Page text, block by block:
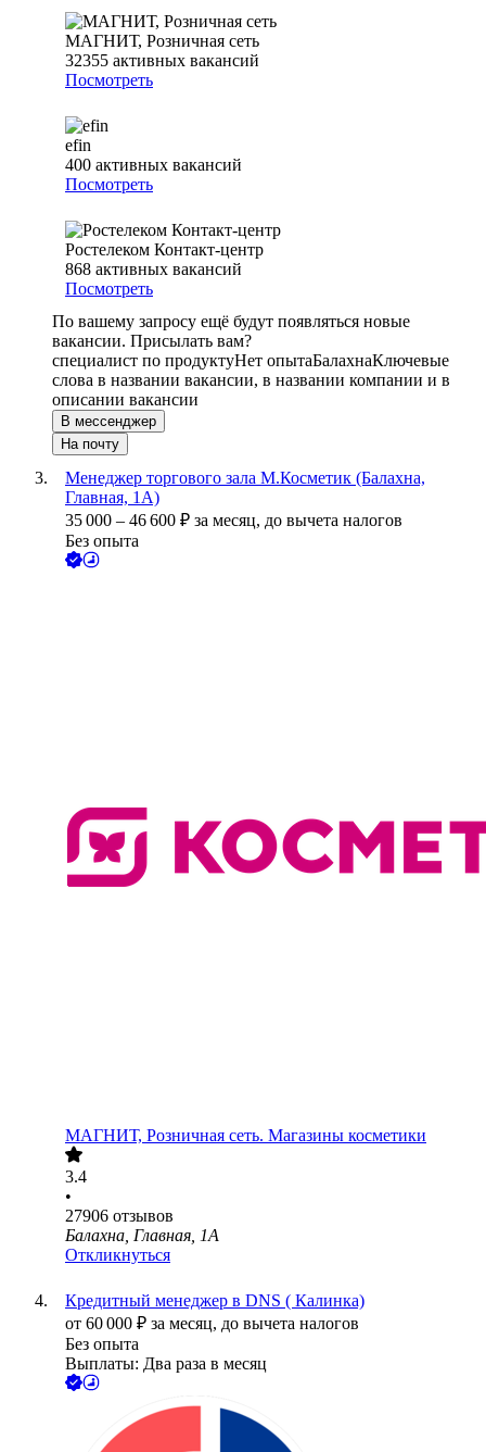
МАГНИТ, Розничная сеть
32355 активных вакансий
Посмотреть
efin
400 активных вакансий
Посмотреть
Ростелеком Контакт-центр
868 активных вакансий
Посмотреть
По вашему запросу ещё будут появляться новые
вакансии. Присылать вам?
специалист по продуктуНет опытаБалахнаКлючевые
слова в названии вакансии, в названии компании и в
описании вакансии
В мессенджер
На почту
Менеджер торгового зала М.Косметик (Балахна,
Главная, 1А)
35 000 – 46 600 ₽ за месяц, до вычета налогов
Без опыта
МАГНИТ, Розничная сеть. Магазины косметики
3.4
•
27906 отзывов
Балахна, Главная, 1А
Откликнуться
Кредитный менеджер в DNS ( Калинка)
от 60 000 ₽ за месяц, до вычета налогов
Без опыта
Выплаты: Два раза в месяц